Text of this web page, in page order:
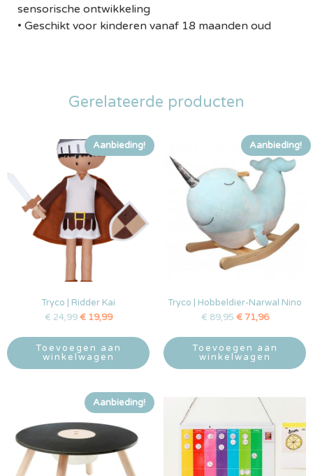
sensorische ontwikkeling
• Geschikt voor kinderen vanaf 18 maanden oud
Gerelateerde producten
Aanbieding!
Tryco | Ridder Kai
€ 24,99 €19,99
Toevoegen aan
winkelwagen
Aanbieding!
Tryco | Hobbeldier-Narwal Nino
€ 89,95 €71,96
Toevoegen aan
winkelwagen
Aanbieding!